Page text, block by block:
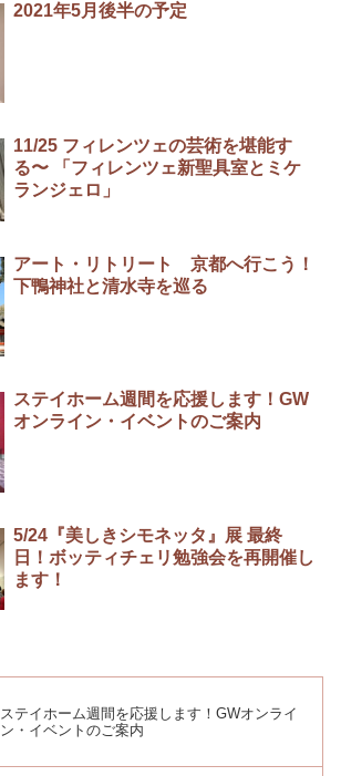
2021年5月後半の予定
11/25 フィレンツェの芸術を堪能す
る〜 「フィレンツェ新聖具室とミケ
ランジェロ」
アート・リトリート 京都へ行こう！
下鴨神社と清水寺を巡る
ステイホーム週間を応援します！GW
オンライン・イベントのご案内
5/24『美しきシモネッタ』展 最終
日！ボッティチェリ勉強会を再開催し
ます！
ステイホーム週間を応援します！GWオンライ
ン・イベントのご案内